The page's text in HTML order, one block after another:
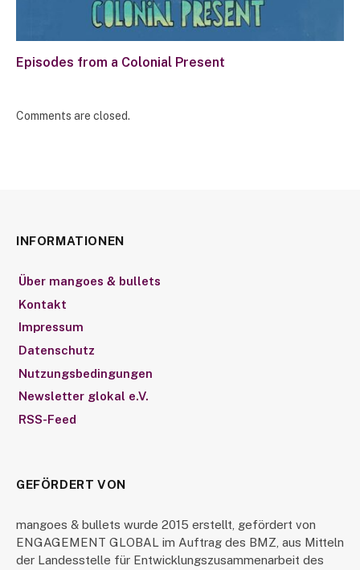
Episodes from a Colonial Present
Comments are closed.
INFORMATIONEN
Über mangoes & bullets
Kontakt
Impressum
Datenschutz
Nutzungsbedingungen
Newsletter glokal e.V.
RSS-Feed
GEFÖRDERT VON
mangoes & bullets wurde 2015 erstellt, gefördert von
ENGAGEMENT GLOBAL im Auftrag des BMZ, aus Mitteln
der Landesstelle für Entwicklungszusammenarbeit des